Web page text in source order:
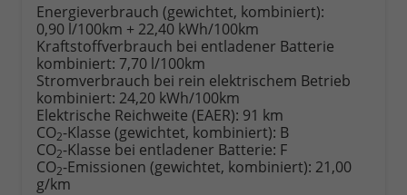
Energieverbrauch (gewichtet, kombiniert):
0,90 l/100km + 22,40 kWh/100km
Kraftstoffverbrauch bei entladener Batterie
kombiniert: 7,70 l/100km
Stromverbrauch bei rein elektrischem Betrieb
kombiniert: 24,20 kWh/100km
Elektrische Reichweite (EAER): 91 km
CO2-Klasse (gewichtet, kombiniert): B
CO2-Klasse bei entladener Batterie: F
CO2-Emissionen (gewichtet, kombiniert): 21,00
g/km